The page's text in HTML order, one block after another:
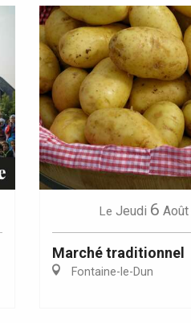
Le Jeudi 6 Août
Marché traditionnel
Fontaine-le-Dun